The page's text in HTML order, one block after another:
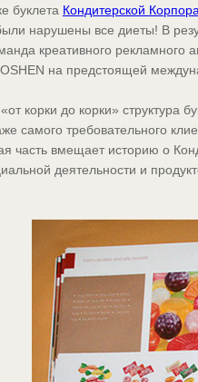
буклета Кондитерской
нарушены все диеты! В
креативного рекламного
на предстоящей
корки до корки» структура
самого требовательного
часть вмещает историю о
деятельности и